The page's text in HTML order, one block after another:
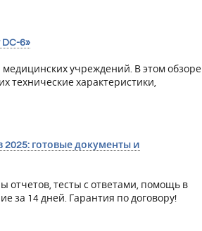
6»
учреждений. В этом обзоре
технические характеристики,
готовые документы и
отчетов, тесты с ответами, помощь в
14 дней. Гарантия по договору!